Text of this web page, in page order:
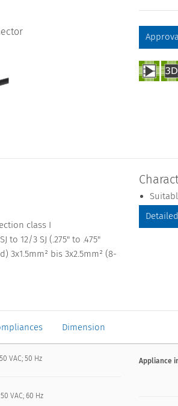
class I
to 12/3 SJ (.275" to .475"
3x1.5mm² bis 3x2.5mm² (8-
Dimension
VAC; 50 Hz
VAC; 60 Hz
Appliance